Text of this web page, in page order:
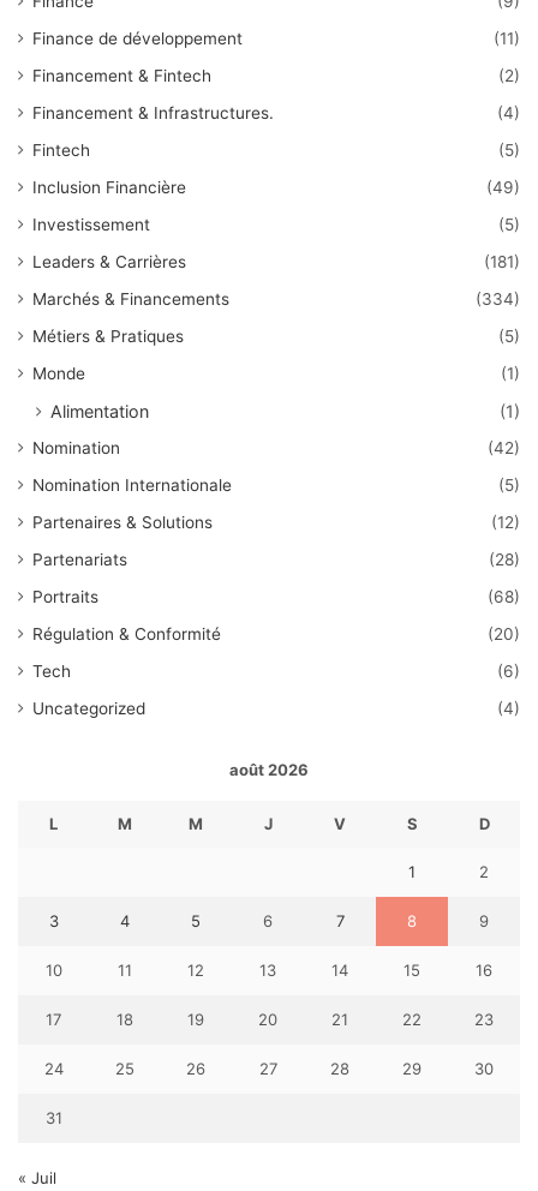
Finance de développement
(11)
Financement & Fintech
(2)
Financement & Infrastructures.
(4)
Fintech
(5)
Inclusion Financière
(49)
Investissement
(5)
Leaders & Carrières
(181)
Marchés & Financements
(334)
Métiers & Pratiques
(5)
Monde
(1)
Alimentation (1)
Nomination
(42)
Nomination Internationale
(5)
Partenaires & Solutions
(12)
Partenariats
(28)
Portraits
(68)
Régulation & Conformité
(20)
Tech
(6)
Uncategorized
(4)
août 2026
L M M J V S D
1 2
3 4 5 6 7 8 9
10 11 12 13 14 15 16
17 18 19 20 21 22 23
24 25 26 27 28 29 30
31
« Juil